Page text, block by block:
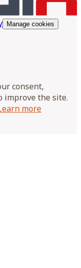
Manage cookies
consent,
improve the site.
more